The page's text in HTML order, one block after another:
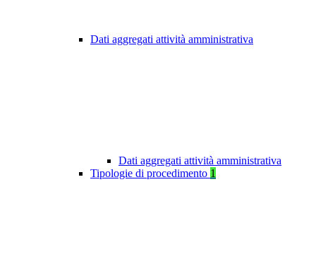
Dati aggregati attività amministrativa
Dati aggregati attività amministrativa
Tipologie di procedimento 1